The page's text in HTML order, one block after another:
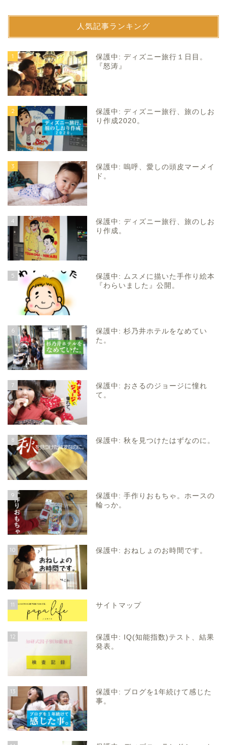
人気記事ランキング
1
保護中: ディズニー旅行１日目。
『怒涛』
2
保護中: ディズニー旅行、旅のしお
り作成2020。
3
保護中: 嗚呼、愛しの頭皮マーメイ
ド。
4
保護中: ディズニー旅行、旅のしお
り作成。
5
保護中: ムスメに描いた手作り絵本
『わらいました』公開。
6
保護中: 杉乃井ホテルをなめてい
た。
7
保護中: おさるのジョージに憧れ
て。
8 保護中: 秋を見つけたはずなのに。
9
保護中: 手作りおもちゃ。ホースの
輪っか。
10 保護中: おねしょのお時間です。
11 サイトマップ
12
保護中: IQ(知能指数)テスト、結果
発表。
13
保護中: ブログを1年続けて感じた
事。